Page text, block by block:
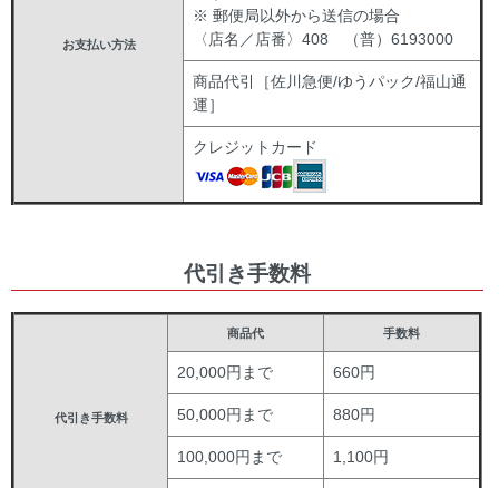
お支払い方法
※ 郵便局以外から送信の場合
〈店名／店番〉408 （普）6193000
商品代引［佐川急便/ゆうパック/福山通
運］
クレジットカード
代引き手数料
代引き手数料
商品代 手数料
20,000円まで 660円
50,000円まで 880円
100,000円まで 1,100円